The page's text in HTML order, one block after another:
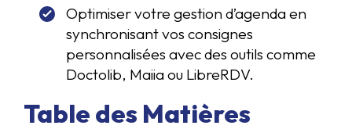
Optimiser votre gestion d’agenda en
synchronisant vos consignes
personnalisées avec des outils comme
Doctolib, Maiia ou LibreRDV.
Table des Matières